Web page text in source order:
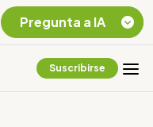
Suscribirse
Pregunta a IA